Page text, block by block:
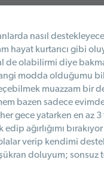
nasıl
hayat kurtarıcı gibi
de olabilirmi diye
modda olduğumu
muazzam bir
bazen sadece
gece yatarken en az
ağırlığımı
verip kendimi
doluyum; sonsuz